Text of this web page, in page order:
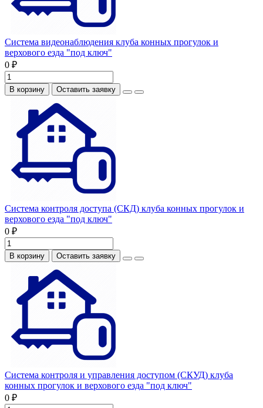
Система видеонаблюдения клуба конных прогулок и
верхового езда "под ключ"
0 ₽
В корзину Оставить заявку
Система контроля доступа (СКД) клуба конных прогулок и
верхового езда "под ключ"
0 ₽
В корзину Оставить заявку
Система контроля и управления доступом (СКУД) клуба
конных прогулок и верхового езда "под ключ"
0 ₽